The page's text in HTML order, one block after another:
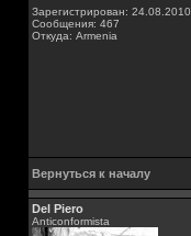
Зарегистрирован: 24.08.2010
Сообщения: 467
Откуда: Armenia
Вернуться к началу
Del Piero
Аnticonformista